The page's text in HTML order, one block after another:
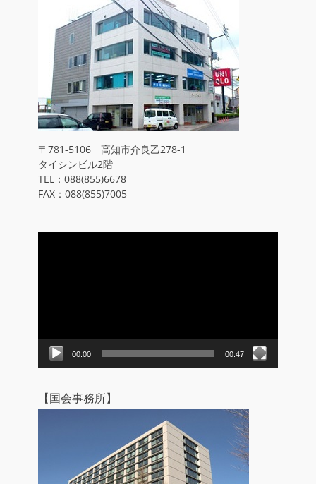
〒781-5106 高知市介良乙278-1
タイシンビル2階
TEL：088(855)6678
FAX：088(855)7005
00:00 00:47
【国会事務所】